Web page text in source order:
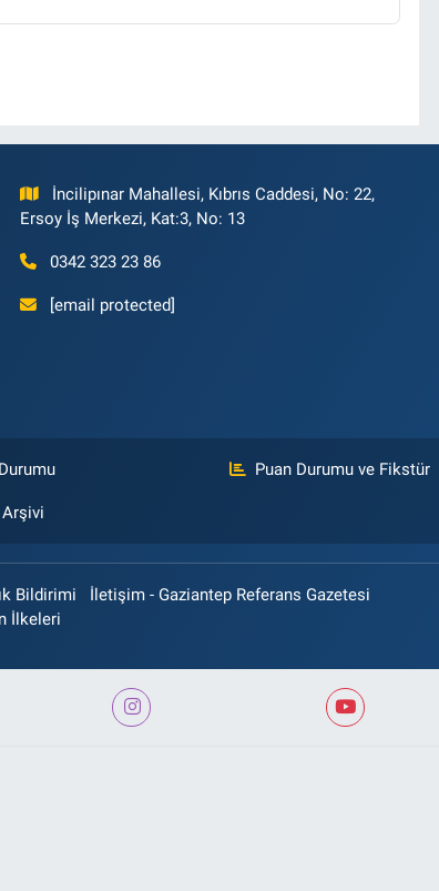
İncilipınar Mahallesi, Kıbrıs Caddesi, No: 22,
Ersoy İş Merkezi, Kat:3, No: 13
0342 323 23 86
[email protected]
Puan Durumu ve Fikstür
Bildirimi
İletişim - Gaziantep Referans Gazetesi
İlkeleri